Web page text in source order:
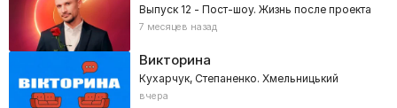
Выпуск 12 - Пост-шоу. Жизнь после проекта
7 месяцев назад
Викторина
Кухарчук, Степаненко. Хмельницький
вчера